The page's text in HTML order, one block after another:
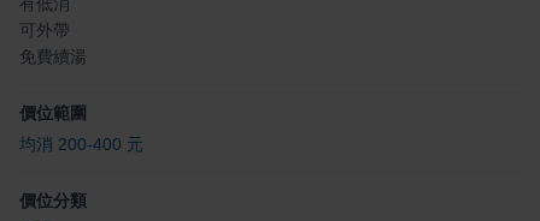
可外帶
免費續湯
價位範圍
均消 200-400 元
價位分類